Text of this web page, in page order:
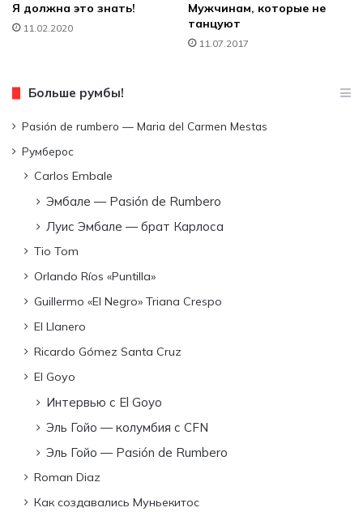
Я должна это знать!
11.02.2020
Мужчинам, которые не
танцуют
11.07.2017
Больше румбы!
Pasión de rumbero — Maria del Carmen Mestas
Румберос
Carlos Embale
Эмбале — Pasión de Rumbero
Луис Эмбале — брат Карлоса
Tio Tom
Orlando Ríos «Puntilla»
Guillermo «El Negro» Triana Crespo
El Llanero
Ricardo Gómez Santa Cruz
El Goyo
Интервью с El Goyo
Эль Гойо — колумбия с CFN
Эль Гойо — Pasión de Rumbero
Roman Diaz
Как создавались Муньекитос